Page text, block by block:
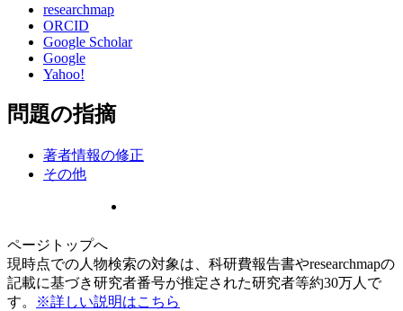
researchmap
ORCID
Google Scholar
Google
Yahoo!
問題の指摘
著者情報の修正
その他
ページトップへ
現時点での人物検索の対象は、科研費報告書やresearchmapの
記載に基づき研究者番号が推定された研究者等約30万人で
す。
※詳しい説明はこちら